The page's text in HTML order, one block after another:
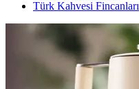
Türk Kahvesi Fincanları